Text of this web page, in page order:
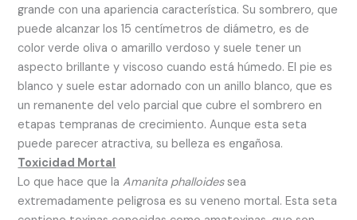
grande con una apariencia característica. Su sombrero, que
puede alcanzar los 15 centímetros de diámetro, es de
color verde oliva o amarillo verdoso y suele tener un
aspecto brillante y viscoso cuando está húmedo. El pie es
blanco y suele estar adornado con un anillo blanco, que es
un remanente del velo parcial que cubre el sombrero en
etapas tempranas de crecimiento. Aunque esta seta
puede parecer atractiva, su belleza es engañosa.
Toxicidad Mortal
Lo que hace que laAmanita phalloidessea
extremadamente peligrosa es su veneno mortal. Esta seta